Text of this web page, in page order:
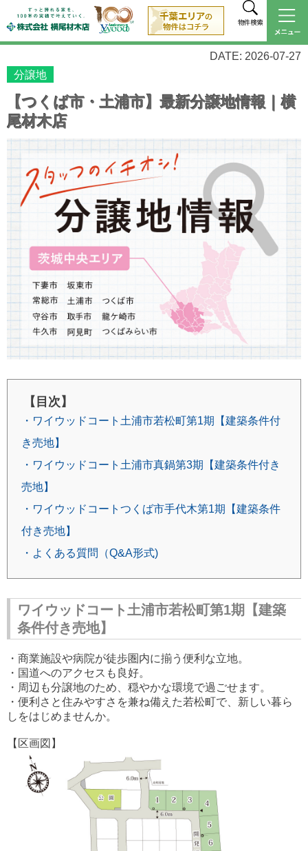
物件検索
DATE: 2026-07-27
分譲地
【つくば市・土浦市】最新分譲地情報｜横
尾材木店
【目次】
・ワイウッドコート土浦市若松町第1期【建築条件付
き売地】
・ワイウッドコート土浦市真鍋第3期【建築条件付き
売地】
・ワイウッドコートつくば市手代木第1期【建築条件
付き売地】
・よくある質問（Q&A形式)
ワイウッドコート土浦市若松町第1期【建築
条件付き売地】
・商業施設や病院が徒歩圏内に揃う便利な立地。
・国道へのアクセスも良好。
・周辺も分譲地のため、穏やかな環境で過ごせます。
・便利さと住みやすさを兼ね備えた若松町で、新しい暮ら
しをはじめませんか。
【区画図】